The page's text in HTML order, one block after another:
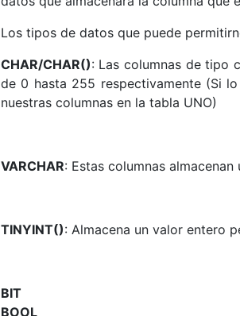
Los tipos de datos que puede
CHAR/CHAR(): Las columnas de tipo
de 0 hasta 255 respectivamente (Si
nuestras columnas en la tabla UNO)
VARCHAR: Estas columnas
TINYINT(): Almacena un valor entero
BIT
BOOL